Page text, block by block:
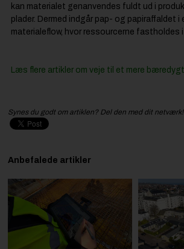
kan materialet genanvendes fuldt ud i
plader. Dermed indgår pap- og papiraffaldet
materialeflow, hvor ressourcerne fastholdes
Læs flere artikler om veje til et mere
Synes du godt om artiklen? Del den med dit netværk!
Anbefalede artikler